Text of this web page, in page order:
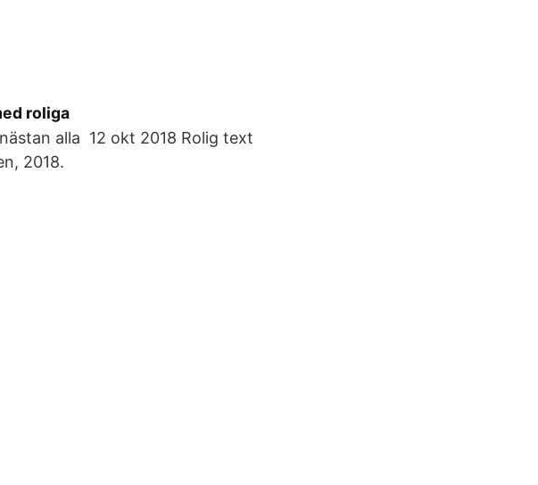
roliga
alla 12 okt 2018 Rolig text
2018.